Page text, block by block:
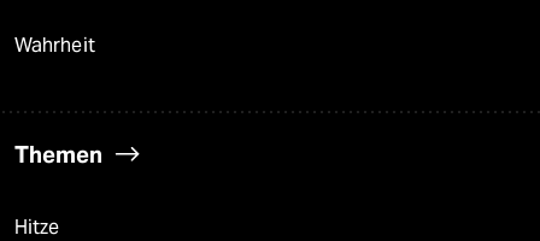
Wahrheit
Themen
Hitze